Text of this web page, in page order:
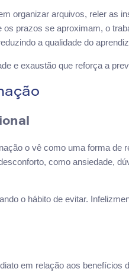
organizar arquivos, reler as
prazos se aproximam, o
a qualidade do
e exaustão que reforça a
o vê como uma forma de
como ansiedade,
o hábito de evitar.
em relação aos benefícios